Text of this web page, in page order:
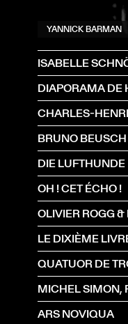
YANNICK BARMAN
DIAPORAMA DE
CHARLES-
BRUNO
DIE LUFTHUNDE
OH ! CET ÉCHO !
OLIVIER ROGG
LE DIXIÈME
QUATUOR DE
MICHEL SIMON,
ARS NOVIQUA